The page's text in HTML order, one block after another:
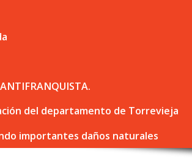
del departamento de Torrevieja
importantes daños naturales